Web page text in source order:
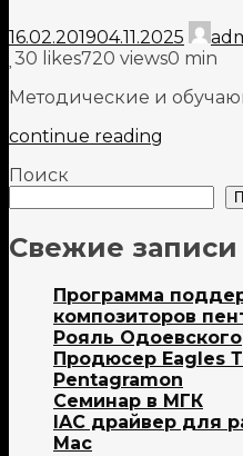
16.02.201904.11.2025
30 likes720 views0 min
Методические и
continue reading
Поиск
Свежие записи
Программа
композиторов
Рояль Одоевского
Продюсер Eagles
Pentagramon
Семинар в МГК
IAC драйвер для
Mac